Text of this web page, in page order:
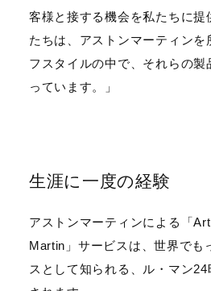
客様と接する機会を私たちに提
たちは、アストンマーティンを
フスタイルの中で、それらの製
っています。」
生涯に一度の経験
アストンマーティンによる「
Martin」サービスは、世界でも
スとして知られる、ル・マン